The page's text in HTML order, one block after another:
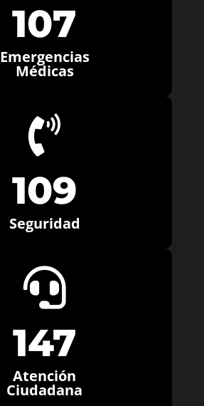
107
Emergencias
Médicas

109
Seguridad

147
Atención
Ciudadana